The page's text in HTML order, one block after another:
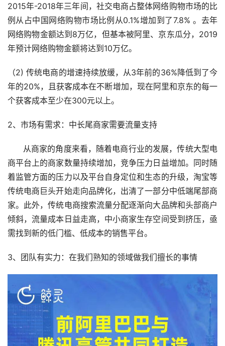
2015年-2018年三年间，社交电商占整体网络购物市场的比
例从占中国网络购物市场比例从0.1%增加到了7.8% 。去年
网络购物金额达到8万亿，但基本被阿里、京东瓜分，2019
年预计网络购物金额将达到10万亿。
（2) 传统电商的增速持续放缓，从3年前的36%降低到了今
年的20%，且获客成本在不断增加，现在阿里和京东的每一
个获客成本至少在300元以上。
2、市场有需求：中长尾商家需要流量支持
从商家的角度来看，随着电商行业的发展，传统大型电
商平台上的商家数量持续增加，竞争压力日益增加。同时随
着监管方面的压力以及平台自身定位和生态的升级，淘宝等
传统电商巨头开始走向品牌化，出清了一部分中低端尾部商
家。此外，传统电商搜索流量分配逐渐向大品牌和头部商户
倾斜，流量成本日益走高，中小商家生存空间受到挤压，亟
需找到新的低门槛、低成本的销售平台。
3、团队有实力：在我们熟知的领域做我们擅长的事情